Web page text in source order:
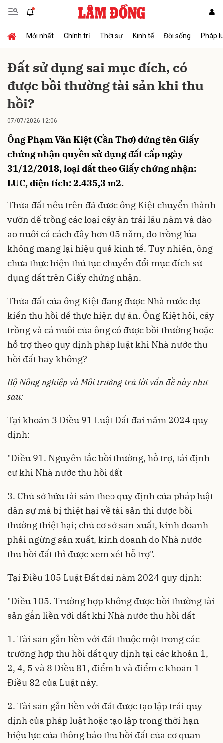
Mới nhất Chính trị Thời sự Kinh tế Đời sống Pháp
Đất sử dụng sai mục đích, có
được bồi thường tài sản khi thu
hồi?
07/07/2026 12:06
Ông Phạm Văn Kiệt (Cần Thơ) đứng tên Giấy
chứng nhận quyền sử dụng đất cấp ngày
31/12/2018, loại đất theo Giấy chứng nhận:
LUC, diện tích: 2.435,3 m2.
Thửa đất nêu trên đã được ông Kiệt chuyển thành
vườn để trồng các loại cây ăn trái lâu năm và đào
ao nuôi cá cách đây hơn 05 năm, do trồng lúa
không mang lại hiệu quả kinh tế. Tuy nhiên, ông
chưa thực hiện thủ tục chuyển đổi mục đích sử
dụng đất trên Giấy chứng nhận.
Thửa đất của ông Kiệt đang được Nhà nước dự
kiến thu hồi để thực hiện dự án. Ông Kiệt hỏi, cây
trồng và cá nuôi của ông có được bồi thường hoặc
hỗ trợ theo quy định pháp luật khi Nhà nước thu
hồi đất hay không?
Bộ Nông nghiệp và Môi trường trả lời vấn đề này như
sau:
Tại khoản 3 Điều 91 Luật Đất đai năm 2024 quy
định:
"Điều 91. Nguyên tắc bồi thường, hỗ trợ, tái định
cư khi Nhà nước thu hồi đất
3. Chủ sở hữu tài sản theo quy định của pháp luật
dân sự mà bị thiệt hại về tài sản thì được bồi
thường thiệt hại; chủ cơ sở sản xuất, kinh doanh
phải ngừng sản xuất, kinh doanh do Nhà nước
thu hồi đất thì được xem xét hỗ trợ".
Tại Điều 105 Luật Đất đai năm 2024 quy định:
"Điều 105. Trường hợp không được bồi thường tài
sản gắn liền với đất khi Nhà nước thu hồi đất
1. Tài sản gắn liền với đất thuộc một trong các
trường hợp thu hồi đất quy định tại các khoản 1,
2, 4, 5 và 8 Điều 81, điểm b và điểm c khoản 1
Điều 82 của Luật này.
2. Tài sản gắn liền với đất được tạo lập trái quy
định của pháp luật hoặc tạo lập trong thời hạn
hiệu lực của thông báo thu hồi đất của cơ quan
Gửi bình luận
Hủy